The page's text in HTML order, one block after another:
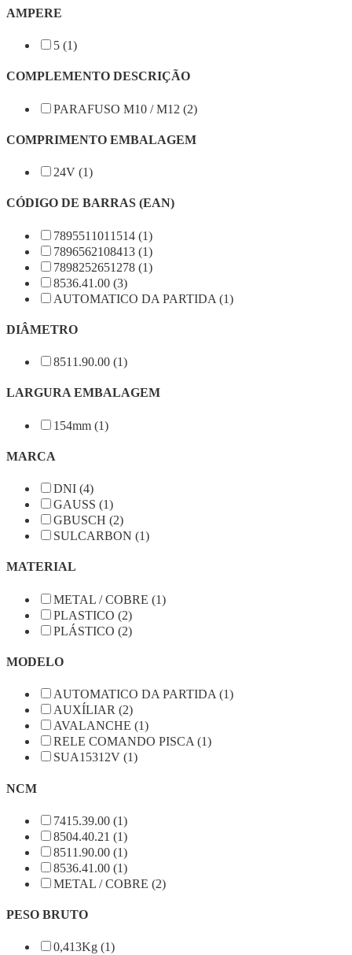
AMPERE
5 (1)
COMPLEMENTO DESCRIÇÃO
PARAFUSO M10 / M12 (2)
COMPRIMENTO EMBALAGEM
24V (1)
CÓDIGO DE BARRAS (EAN)
7895511011514 (1)
7896562108413 (1)
7898252651278 (1)
8536.41.00 (3)
AUTOMATICO DA PARTIDA (1)
DIÂMETRO
8511.90.00 (1)
LARGURA EMBALAGEM
154mm (1)
MARCA
DNI (4)
GAUSS (1)
GBUSCH (2)
SULCARBON (1)
MATERIAL
METAL / COBRE (1)
PLASTICO (2)
PLÁSTICO (2)
MODELO
AUTOMATICO DA PARTIDA (1)
AUXÍLIAR (2)
AVALANCHE (1)
RELE COMANDO PISCA (1)
SUA15312V (1)
NCM
7415.39.00 (1)
8504.40.21 (1)
8511.90.00 (1)
8536.41.00 (1)
METAL / COBRE (2)
PESO BRUTO
0,413Kg (1)